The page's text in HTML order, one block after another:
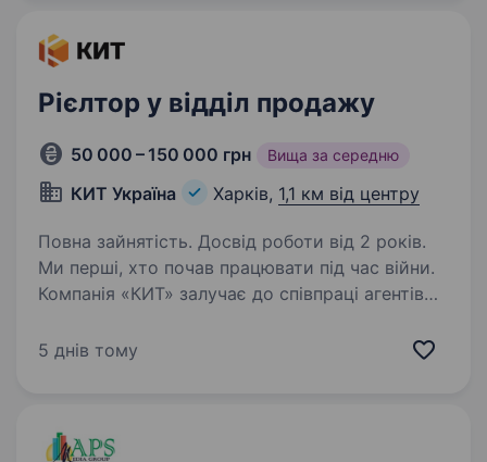
Рієлтор у відділ продажу
50 000 – 150 000 грн Вища за середню
КИТ Україна Харків, 1,1 км від центру
Повна зайнятість. Досвід роботи від 2 років.
Ми перші, хто почав працювати під час війни.
Компанія «КИТ» залучає до співпраці агентів
відділів продажів, керівників житловою
5 днів тому